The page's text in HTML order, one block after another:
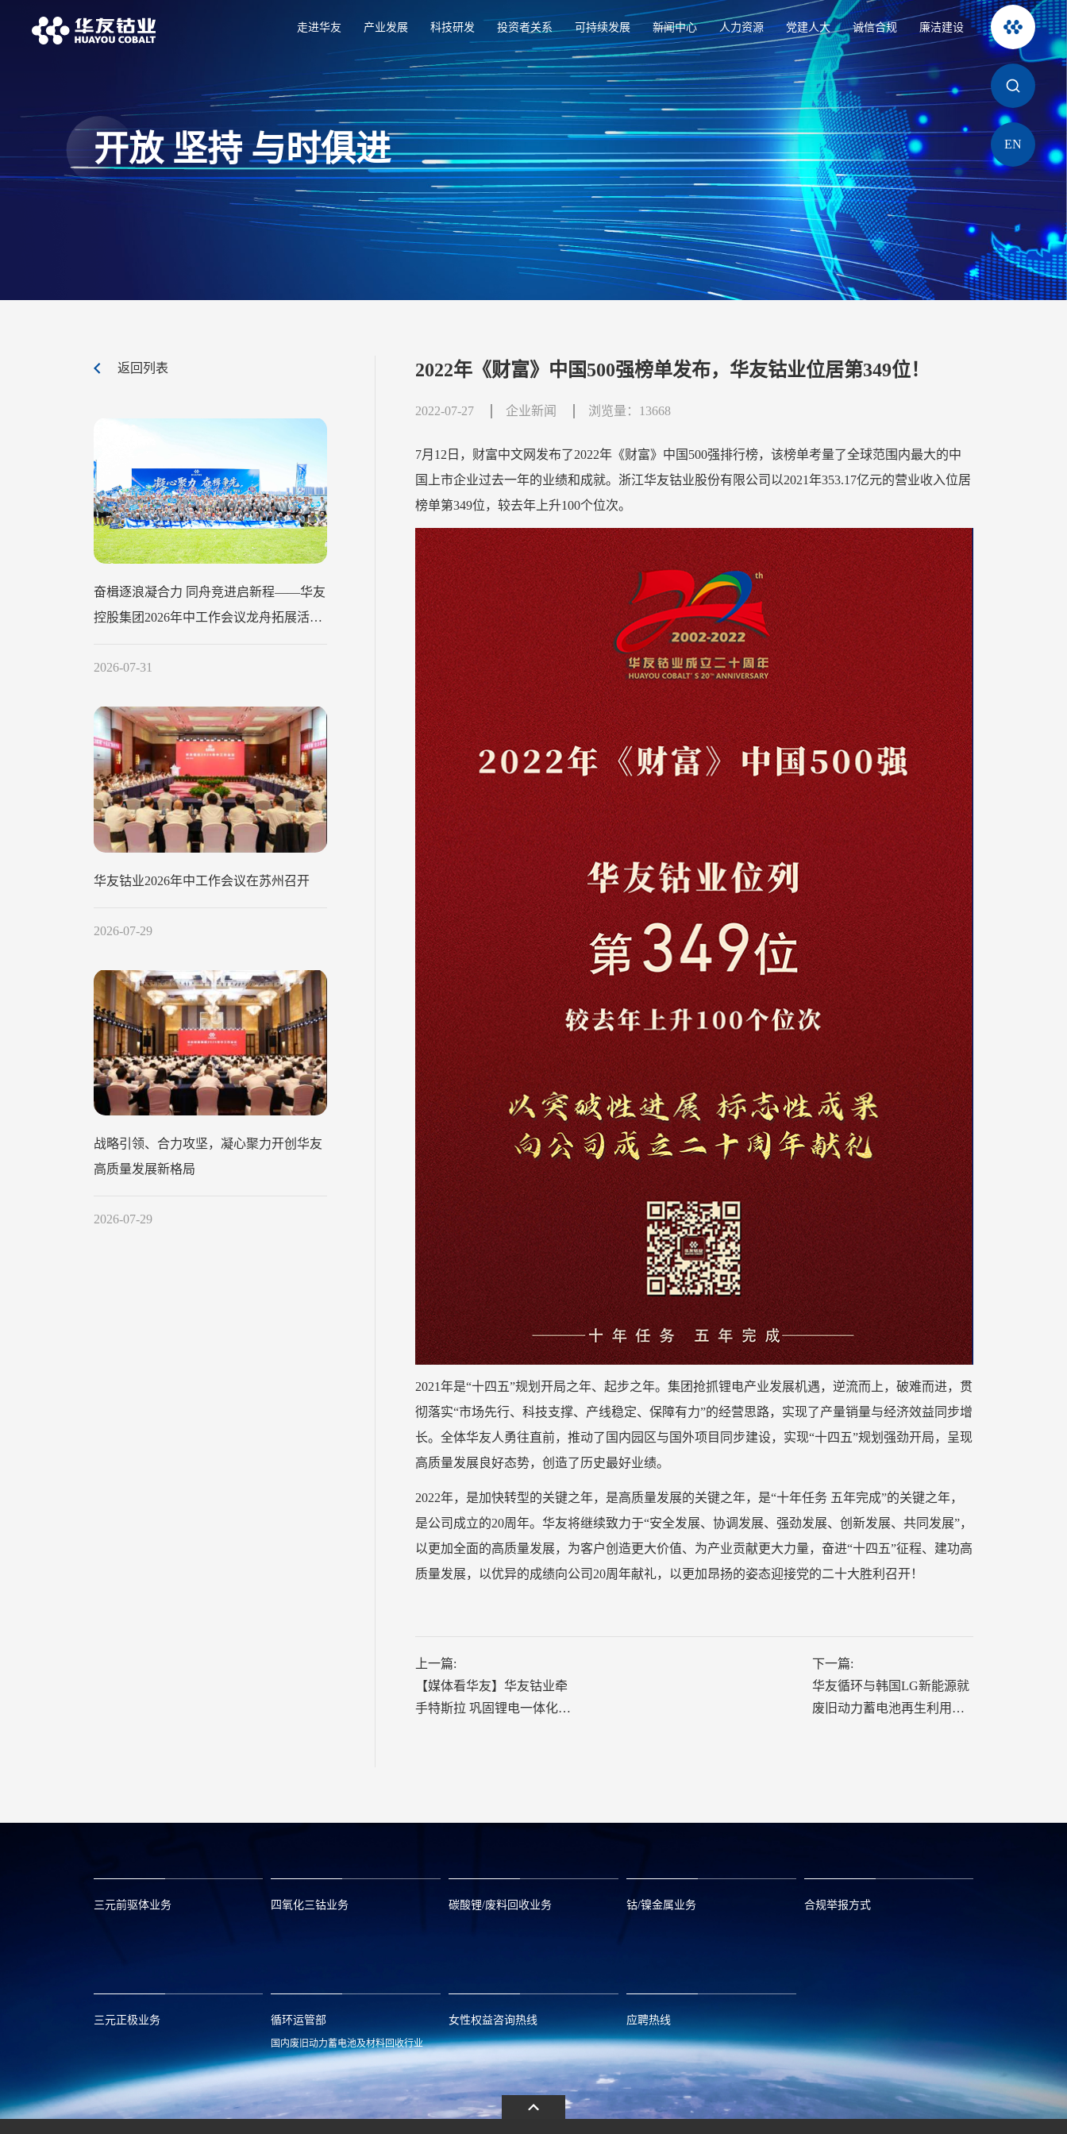
走进华友 产业发展 科技研发 投资者关系 可持续发展 新闻中心 人力资源 党建人大 诚信合规 廉洁建设
EN
开放 坚持 与时俱进
返回列表
奋楫逐浪凝合力 同舟竞进启新程——华友
控股集团2026年中工作会议龙舟拓展活动
2026-07-31
华友钴业2026年中工作会议在苏州召开
2026-07-29
战略引领、合力攻坚，凝心聚力开创华友
高质量发展新格局
2026-07-29
2022年《财富》中国500强榜单发布，华友钴业位居第349位！
2022-07-27 企业新闻 浏览量：13668
7月12日，财富中文网发布了2022年《财富》中国500强排行榜，该榜单考量了全球范围内最大的中
国上市企业过去一年的业绩和成就。浙江华友钴业股份有限公司以2021年353.17亿元的营业收入位居
榜单第349位，较去年上升100个位次。
2021年是“十四五”规划开局之年、起步之年。集团抢抓锂电产业发展机遇，逆流而上，破难而进，贯
彻落实“市场先行、科技支撑、产线稳定、保障有力”的经营思路，实现了产量销量与经济效益同步增
长。全体华友人勇往直前，推动了国内园区与国外项目同步建设，实现“十四五”规划强劲开局，呈现
高质量发展良好态势，创造了历史最好业绩。
2022年，是加快转型的关键之年，是高质量发展的关键之年，是“十年任务 五年完成”的关键之年，
是公司成立的20周年。华友将继续致力于“安全发展、协调发展、强劲发展、创新发展、共同发展”，
以更加全面的高质量发展，为客户创造更大价值、为产业贡献更大力量，奋进“十四五”征程、建功高
质量发展，以优异的成绩向公司20周年献礼，以更加昂扬的姿态迎接党的二十大胜利召开！
上一篇:
【媒体看华友】华友钴业牵
手特斯拉 巩固锂电一体化龙
下一篇:
华友循环与韩国LG新能源就
废旧动力蓄电池再生利用达
三元前驱体业务 四氧化三钴业务 碳酸锂/废料回收业务 钴/镍金属业务 合规举报方式
三元正极业务 循环运管部
国内废旧动力蓄电池及材料回收行业
hyxh@huayou.com
女性权益咨询热线
13486326037
应聘热线
0086-0573-88585392